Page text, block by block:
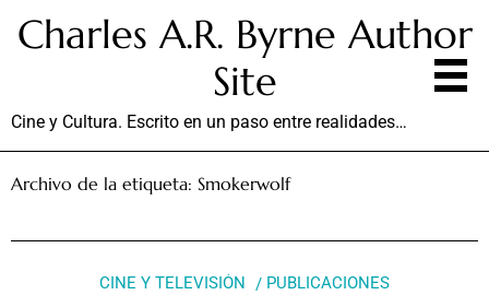
Charles A.R. Byrne Author
Site
Cine y Cultura. Escrito en un paso entre realidades…
Archivo de la etiqueta: Smokerwolf
CINE Y TELEVISIÓN PUBLICACIONES